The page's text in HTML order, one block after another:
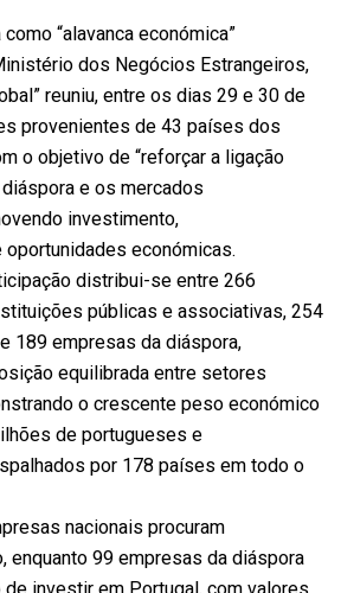
“alavanca económica”
dos Negócios Estrangeiros,
reuniu, entre os dias 29 e 30 de
provenientes de 43 países dos
o objetivo de “reforçar a ligação
e os mercados
investimento,
económicas.
distribui-se entre 266
públicas e associativas, 254
189 empresas da diáspora,
equilibrada entre setores
o crescente peso económico
de portugueses e
por 178 países em todo o
nacionais procuram
enquanto 99 empresas da diáspora